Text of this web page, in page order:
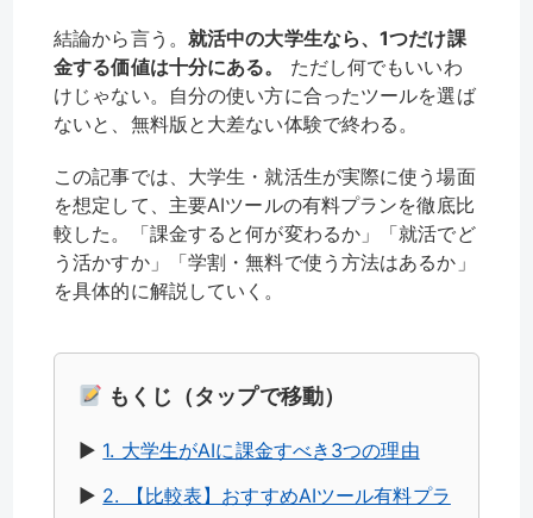
結論から言う。 就活中の大学生なら、1つだけ課
金する価値は十分にある。
ただし何でもいいわ
けじゃない。自分の使い方に合ったツールを選ば
ないと、無料版と大差ない体験で終わる。
この記事では、大学生・就活生が実際に使う場面
を想定して、主要AIツールの有料プランを徹底比
較した。「課金すると何が変わるか」「就活でど
う活かすか」「学割・無料で使う方法はあるか」
を具体的に解説していく。
もくじ（タップで移動）
▶︎ 1. 大学生がAIに課金すべき3つの理由
▶︎ 2. 【比較表】おすすめAIツール有料プラ